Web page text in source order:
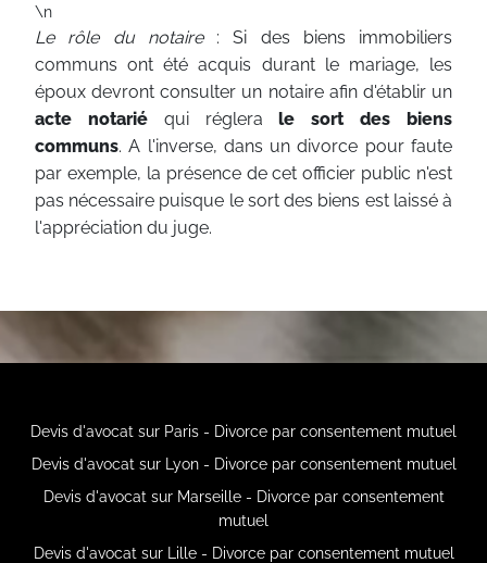
\n
Le rôle du notaire: Si des biens immobiliers
communs ont été acquis durant le mariage, les
époux devront consulter un notaire afin d'établir un
acte notariéqui réglerale sort des biens
communs. A l'inverse, dans un divorce pour faute
par exemple, la présence de cet officier public n'est
pas nécessaire puisque le sort des biens est laissé à
l'appréciation du juge.
Devis d'avocat sur Paris - Divorce par consentement mutuel
Devis d'avocat sur Lyon - Divorce par consentement mutuel
Devis d'avocat sur Marseille - Divorce par consentement
mutuel
Devis d'avocat sur Lille - Divorce par consentement mutuel